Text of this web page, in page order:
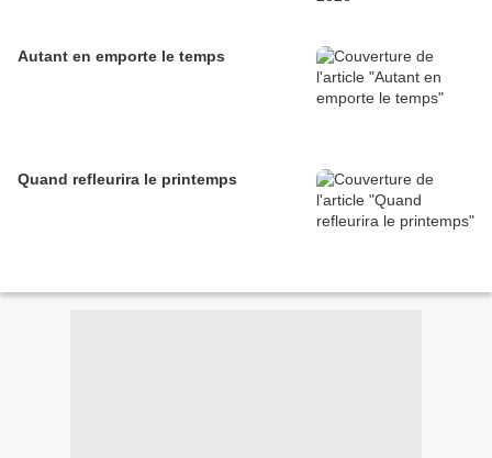
Autant en emporte le temps
Quand refleurira le printemps